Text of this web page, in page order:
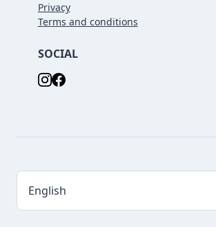
Privacy
Terms and conditions
SOCIAL